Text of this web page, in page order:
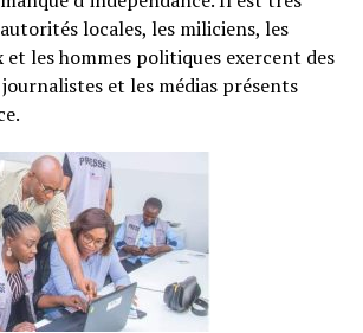
locales, les miliciens, les
et les hommes politiques exercent des
et les médias présents